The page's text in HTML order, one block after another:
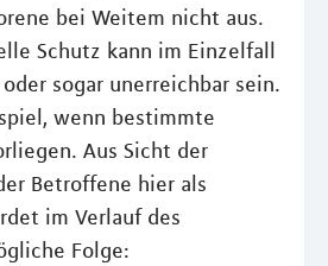
bei Weitem nicht aus.
Schutz kann im Einzelfall
sogar unerreichbar sein.
wenn bestimmte
Aus Sicht der
Betroffene hier als
im Verlauf des
Folge: